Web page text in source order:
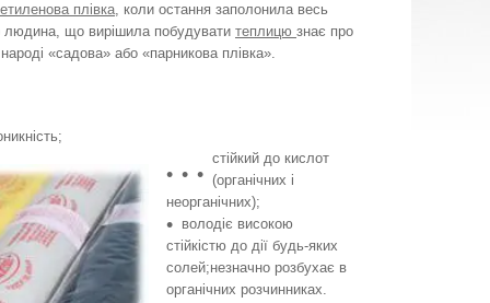
плівка, коли остання заполонила весь
людина, що вирішила побудувати теплицю знає про
«садова» або «парникова плівка».
стійкий до кислот
(органічних і
неорганічних);
володіє високою
стійкістю до дії будь-яких
солей;незначно розбухає в
органічних розчинниках.